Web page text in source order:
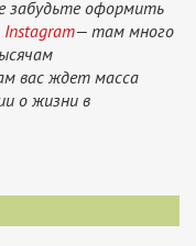
забудьте оформить
Instagram— там много
вас ждет масса
о жизни в